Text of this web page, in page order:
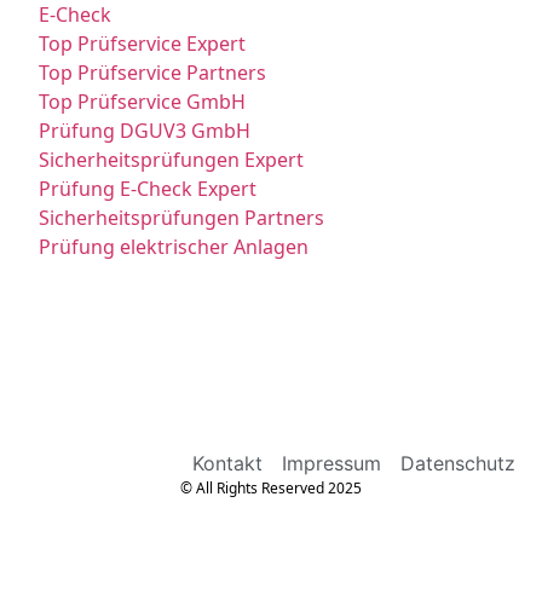
E-Check
Top Prüfservice Expert
Top Prüfservice Partners
Top Prüfservice GmbH
Prüfung DGUV3 GmbH
Sicherheitsprüfungen Expert
Prüfung E-Check Expert
Sicherheitsprüfungen Partners
Prüfung elektrischer Anlagen
Kontakt Impressum Datenschutz
© All Rights Reserved 2025